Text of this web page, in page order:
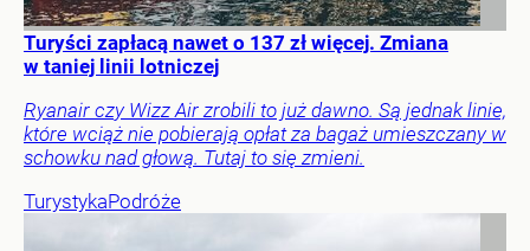
Turyści zapłacą nawet o 137 zł więcej. Zmiana
w taniej linii lotniczej
Ryanair czy Wizz Air zrobili to już dawno. Są jednak linie,
które wciąż nie pobierają opłat za bagaż umieszczany w
schowku nad głową. Tutaj to się zmieni.
TurystykaPodróże